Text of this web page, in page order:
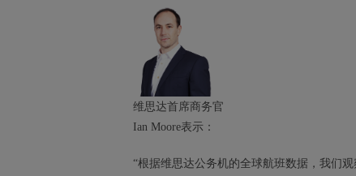
维思达首席商务官
Ian Moore表示：
“根据维思达公务机的全球航班数据，我们